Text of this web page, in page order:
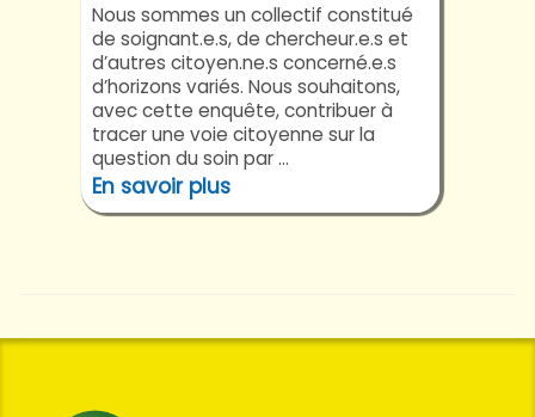
Nous sommes un collectif constitué
de soignant.e.s, de chercheur.e.s et
d’autres citoyen.ne.s concerné.e.s
d’horizons variés. Nous souhaitons,
avec cette enquête, contribuer à
tracer une voie citoyenne sur la
question du soin par ...
En savoir plus